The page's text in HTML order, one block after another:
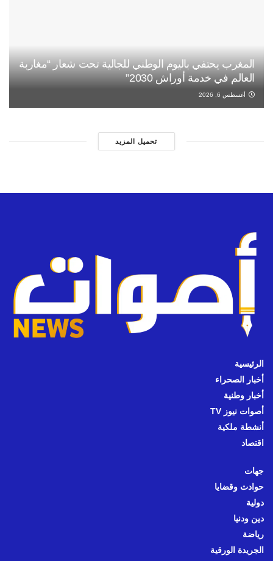
المغرب يحتفي باليوم الوطني للجالية تحت شعار “مغاربة
العالم في خدمة أوراش 2030”
أغسطس 6, 2026
تحميل المزيد
الرئيسية
أخبار الصحراء
أخبار وطنية
أصوات نيوز TV
أنشطة ملكية
اقتصاد
جهات
حوادث وقضايا
دولية
دين ودنيا
رياضة
الجريدة الورقية